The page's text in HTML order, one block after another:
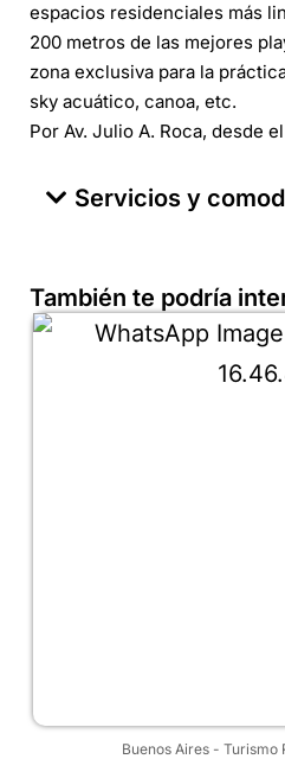
espacios residenciales más
200 metros de las mejores
zona exclusiva para la
sky acuático, canoa, etc.
Por Av. Julio A. Roca, desde
Servicios y
También te podría
Buenos Aires - Turismo